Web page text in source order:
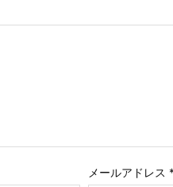
メールアドレス *